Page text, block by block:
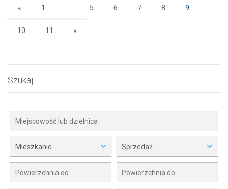
« 1 5 6 7 8 9
10 11 »
Szukaj
Mieszkanie Sprzedaż